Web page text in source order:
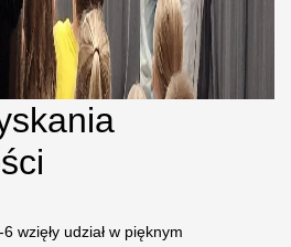
wzięły udział w pięknym